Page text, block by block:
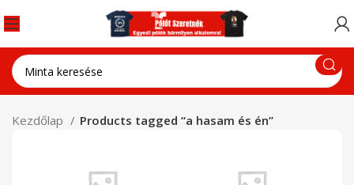
Kezdőlap Products tagged “a hasam és én”